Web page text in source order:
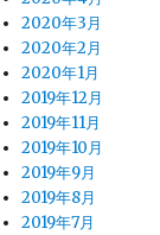
2020年3月
2020年2月
2020年1月
2019年12月
2019年11月
2019年10月
2019年9月
2019年8月
2019年7月